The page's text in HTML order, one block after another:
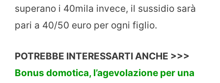
superano i 40mila invece, il sussidio sarà
pari a 40/50 euro per ogni figlio.
POTREBBE INTERESSARTI ANCHE >>>
Bonus domotica, l’agevolazione per una